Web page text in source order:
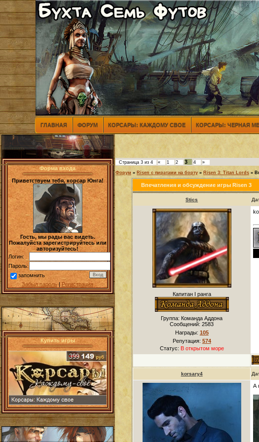
ГЛАВНАЯ ФОРУМ КОРСАРЫ: КАЖДОМУ СВОЕ КОРСАРЫ: ЧЕРНАЯ
Форма входа
Приветствуем тебя, корсар Юнга!
Гость, мы рады вас видеть.
Пожалуйста зарегистрируйтесь или
авторизуйтесь!
Логин:
Пароль:
запомнить
Забыл пароль|Регистрация
Купить игры
Страница 3 из 4 « 1 2 3 4 »
Форум » Risen с пиратами на борту » Risen 3: Titan Lords »
Впечатления и обсуждение игры Risen 3
Stics
Капитан I ранга
Группа: Команда Аддона
Сообщений:2583
Награды: 105
Репутация: 574
Статус: В открытом море
korsary4
А